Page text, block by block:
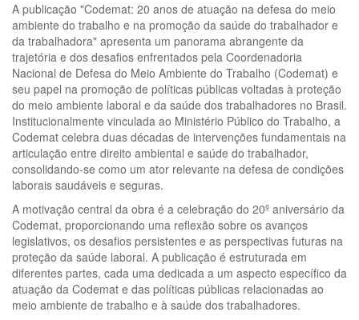
A publicação "Codemat: 20 anos de atuação na defesa do meio
ambiente do trabalho e na promoção da saúde do trabalhador e
da trabalhadora" apresenta um panorama abrangente da
trajetória e dos desafios enfrentados pela Coordenadoria
Nacional de Defesa do Meio Ambiente do Trabalho (Codemat) e
seu papel na promoção de políticas públicas voltadas à proteção
do meio ambiente laboral e da saúde dos trabalhadores no Brasil.
Institucionalmente vinculada ao Ministério Público do Trabalho, a
Codemat celebra duas décadas de intervenções fundamentais na
articulação entre direito ambiental e saúde do trabalhador,
consolidando-se como um ator relevante na defesa de condições
laborais saudáveis e seguras.
A motivação central da obra é a celebração do 20º aniversário da
Codemat, proporcionando uma reflexão sobre os avanços
legislativos, os desafios persistentes e as perspectivas futuras na
proteção da saúde laboral. A publicação é estruturada em
diferentes partes, cada uma dedicada a um aspecto específico da
atuação da Codemat e das políticas públicas relacionadas ao
meio ambiente de trabalho e à saúde dos trabalhadores.